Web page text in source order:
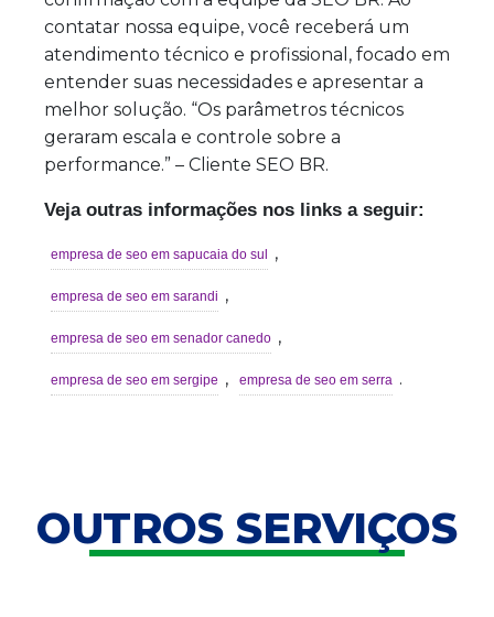
contatar nossa equipe, você receberá um
atendimento técnico e profissional, focado em
entender suas necessidades e apresentar a
melhor solução. “Os parâmetros técnicos
geraram escala e controle sobre a
performance.” – Cliente SEO BR.
Veja outras informações nos links a seguir:
empresa de seo em sapucaia do sul ,
empresa de seo em sarandi ,
empresa de seo em senador canedo ,
empresa de seo em sergipe , empresa de seo em serra .
OUTROS SERVIÇOS